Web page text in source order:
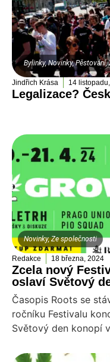
Bylinky,Novinky,Pěstování,
Jindřich Krása 14
Legalizace?
Novinky,Ze společnosti
Redakce 18 března, 2024
Zcela nový
oslaví Světový
Časopis Roots se
ročníku Festivalu
Světový den konopí